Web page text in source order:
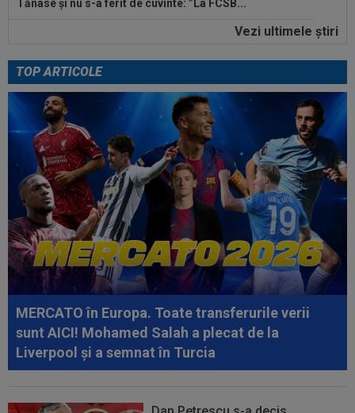
Tănase și nu s-a ferit de cuvinte: ”La FCSB...
Suma uriașă care i se reține lui Cornel Dinu din
11:08 EXCLUSIV
Ioan Andone nu a avut milă de
jucătorul plătit cu 25.000€ pe lună la FCSB: ”Dă...
11:00
Reacția lui Luis Enrique, după ce PSG a luat
bătaie cu 0-3 de la o echipă de...
11:00
UTA - Rapid, LIVE VIDEO, vineri, 21:00, în direct
la Digi Sport 1. Se anunță un...
10:38 VIDEO
Messi a strălucit în primul meci ca
titular după Campionatul Mondial 2026
10:36
Negocierile sunt în plină desfășurare: Didier
Deschamps!
Vezi ultimele ştiri
TOP ARTICOLE
MERCATO în Europa. Toate transferurile verii
sunt AICI! Mohamed Salah a plecat de la
Liverpool și a semnat în Turcia